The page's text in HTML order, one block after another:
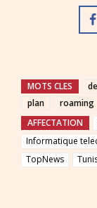
MOTS CLES
plan
roaming
AFFECTATION
Informatique
TopNews